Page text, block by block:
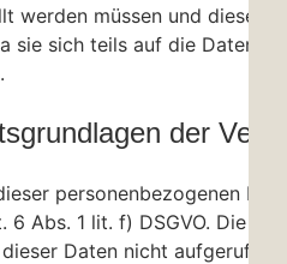
werden müssen und diese
sie sich teils auf die Daten
der
personenbezogenen
6 Abs. 1 lit. f) DSGVO. Die
Daten nicht aufgerufen